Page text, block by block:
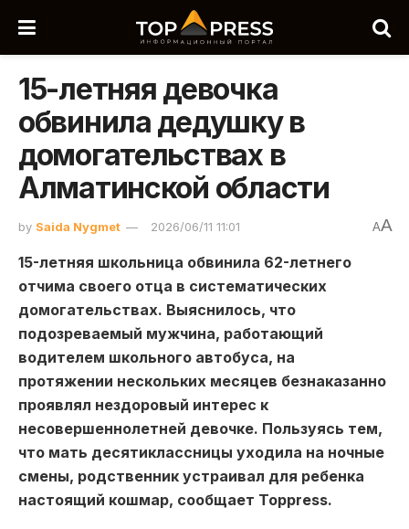
15-летняя девочка
обвинила дедушку в
домогательствах в
Алматинской области
by Saida Nygmet 2026/06/11 11:01 AA
15-летняя школьница обвинила 62-летнего
отчима своего отца в систематических
домогательствах. Выяснилось, что
подозреваемый мужчина, работающий
водителем школьного автобуса, на
протяжении нескольких месяцев безнаказанно
проявлял нездоровый интерес к
несовершеннолетней девочке. Пользуясь тем,
что мать десятиклассницы уходила на ночные
смены, родственник устраивал для ребенка
настоящий кошмар, сообщает Toppress.